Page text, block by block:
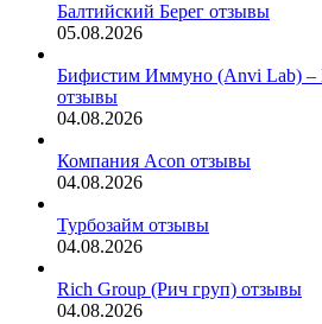
Балтийский Берег отзывы
05.08.2026
Бифистим Иммуно (Anvi Lab) –
отзывы
04.08.2026
Компания Acon отзывы
04.08.2026
Турбозайм отзывы
04.08.2026
Rich Group (Рич груп) отзывы
04.08.2026